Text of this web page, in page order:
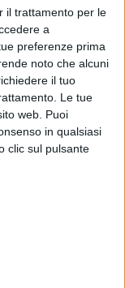
il trattamento per le
a
preferenze prima
noto che alcuni
il tuo
Le tue
web. Puoi
in qualsiasi
clic sul pulsante
a Giuseppe Di
Ignoranti perché
la grandezza
si è battuto per la
tanto da essere
perché non
e l'offesa
Tommaso